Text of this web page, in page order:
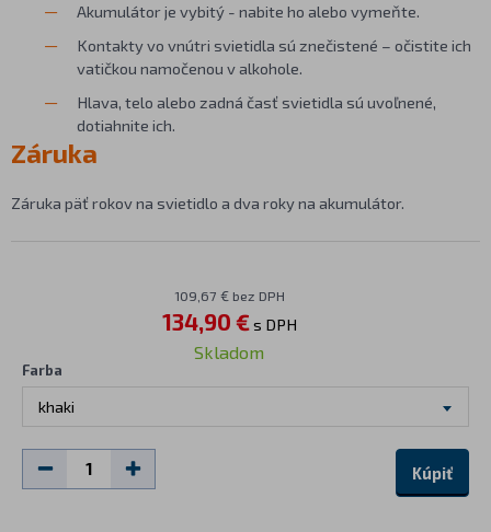
Akumulátor je vybitý - nabite ho alebo vymeňte.
Kontakty vo vnútri svietidla sú znečistené – očistite ich
vatičkou namočenou v alkohole.
Hlava, telo alebo zadná časť svietidla sú uvoľnené,
dotiahnite ich.
Záruka
Záruka päť rokov na svietidlo a dva roky na akumulátor.
109,67 € bez DPH
134,90 €s DPH
Skladom
Farba
khaki
Kúpiť